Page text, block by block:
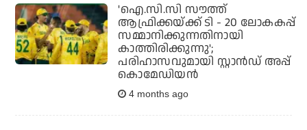
'ഐ.സി.സി സൗത്ത്
ആഫ്രിക്കയ്ക്ക് ടി - 20 ലോകകപ്പ്
സമ്മാനിക്കുന്നതിനായി
കാത്തിരിക്കുന്നു';
പരിഹാസവുമായി സ്റ്റാന്‍ഡ് അപ്പ്
കൊമേഡിയന്‍
4 months ago